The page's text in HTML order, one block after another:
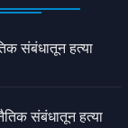
संबंधातून हत्या
संबंधातून हत्या